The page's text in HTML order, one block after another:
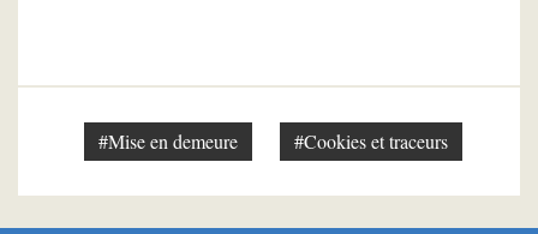
#Mise en demeure #Cookies et traceurs